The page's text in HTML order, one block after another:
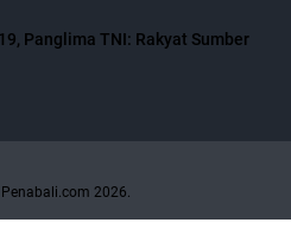
Panglima TNI: Rakyat Sumber
2026.